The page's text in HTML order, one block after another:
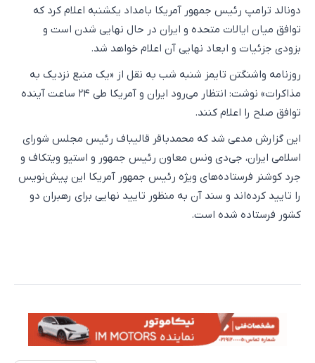
دونالد ترامپ رئیس جمهور آمریکا بامداد یکشنبه اعلام کرد که
توافق میان ایالات متحده و ایران در حال نهایی شدن است و
بزودی جزئیات و ابعاد نهایی آن اعلام خواهد شد.
روزنامه واشنگتن تایمز شنبه شب به نقل از «یک منبع نزدیک به
مذاکرات» نوشت: انتظار می‌رود ایران و آمریکا طی ۲۴ ساعت آینده
توافق صلح را اعلام کنند.
این گزارش مدعی شد که محمدباقر قالیباف رئیس مجلس شورای
اسلامی ایران، جی‌دی ونس معاون رئیس جمهور و استیو ویتکاف و
جرد کوشنر فرستاده‌های ویژه رئیس جمهور آمریکا این پیش‌نویس
را تایید کرده‌اند و سند آن به منظور تایید نهایی برای رهبران دو
کشور فرستاده شده است.